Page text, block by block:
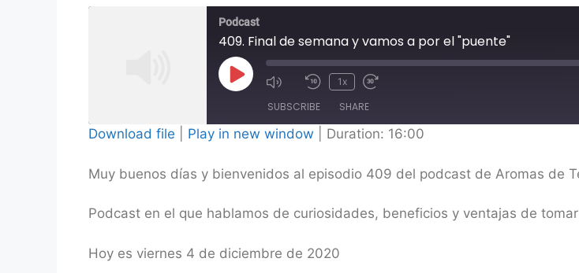
Podcast
409. Final de semana y vamos a por el "puente"
Play
Episode
1x
SUBSCRIBE SHARE
RSS FEED
Download file Play in new window Duration: 16:00
Muy buenos días y bienvenidos al episodio 409 del podcast de Aromas de
Podcast en el que hablamos de curiosidades, beneficios y ventajas de
Hoy es viernes 4 de diciembre de 2020